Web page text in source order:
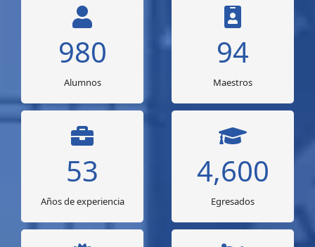
980
Alumnos
94
Maestros
53
Años de experiencia
4,600
Egresados